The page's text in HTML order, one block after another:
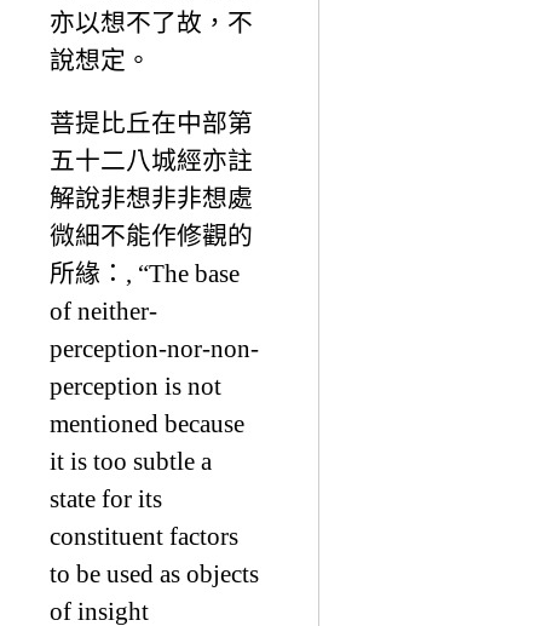
亦以想不了故，不
說想定。
菩提比丘在中部第
五十二八城經亦註
解說非想非非想處
微細不能作修觀的
所緣：, “The base
of neither-
perception-nor-non-
perception is not
mentioned because
it is too subtle a
state for its
constituent factors
to be used as objects
of insight